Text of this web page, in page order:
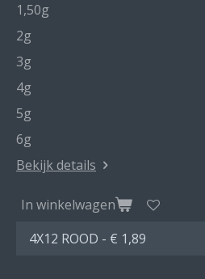
1,50g
2g
3g
4g
5g
6g
Bekijk details
In winkelwagen